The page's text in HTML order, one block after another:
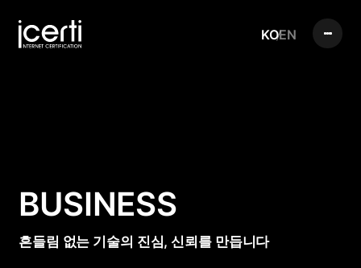
KOEN
BUSINESS
흔들림 없는 기술의 진심, 신뢰를 만듭니다